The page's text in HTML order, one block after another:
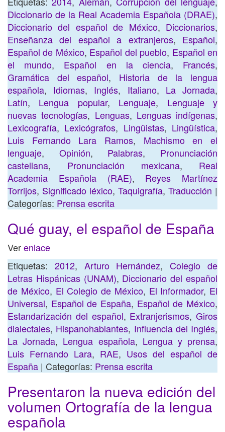
Diccionario de la Real Academia Española (DRAE),
Diccionario del español de México, Diccionarios,
Enseñanza del español a extranjeros, Español,
Español de México, Español del pueblo, Español en
el mundo, Español en la ciencia, Francés,
Gramática del español, Historia de la lengua
española, Idiomas, Inglés, Italiano, La Jornada,
Latín, Lengua popular, Lenguaje, Lenguaje y
nuevas tecnologías, Lenguas, Lenguas indígenas,
Lexicografía, Lexicógrafos, Lingüistas, Lingüística,
Luis Fernando Lara Ramos, Machismo en el
lenguaje, Opinión, Palabras, Pronunciación
castellana, Pronunciación mexicana, Real
Academia Española (RAE), Reyes Martínez
Torrijos, Significado léxico, Taquigrafía, Traducción |
Categorías: Prensa escrita
Qué guay, el español de España
Verenlace
Etiquetas: 2012, Arturo Hernández,Colegio de
Letras Hispánicas (UNAM), Diccionario del español
de México, El Colegio de México, El Informador, El
Universal, Español de España, Español de México,
Estandarización del español, Extranjerismos, Giros
dialectales, Hispanohablantes, Influencia del Inglés,
La Jornada, Lengua española, Lengua y prensa,
Luis Fernando Lara, RAE, Usos del español de
España | Categorías: Prensa escrita
Presentaron la nueva edición del
volumen Ortografía de la lengua
española